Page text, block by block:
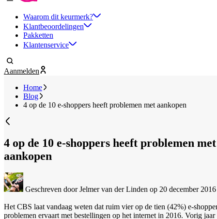
Waarom dit keurmerk?
Klantbeoordelingen
Pakketten
Klantenservice
Aanmelden
Home
Blog
4 op de 10 e-shoppers heeft problemen met aankopen
4 op de 10 e-shoppers heeft problemen met
aankopen
Geschreven door Jelmer van der Linden op 20 december 2016
Het CBS laat vandaag weten dat ruim vier op de tien (42%) e-
problemen ervaart met bestellingen op het internet in 2016. Vorig jaar